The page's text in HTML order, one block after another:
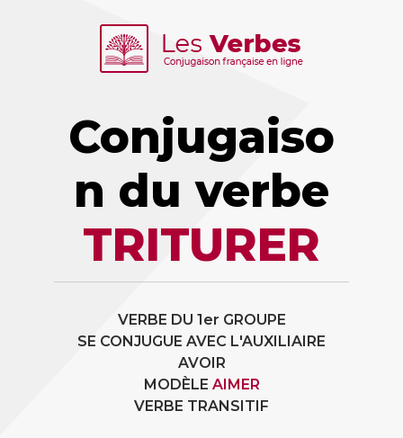
Conjugaiso
n du verbe
TRITURER
VERBE DU 1er GROUPE
SE CONJUGUE AVEC L'AUXILIAIRE
AVOIR
MODÈLE AIMER
VERBE TRANSITIF